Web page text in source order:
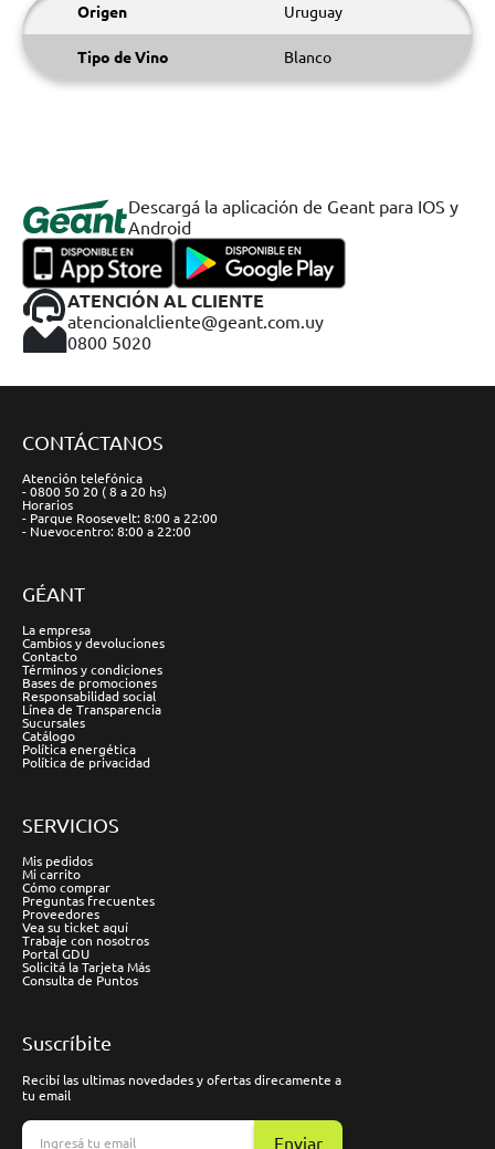
Origen Uruguay
Tipo de Vino Blanco
Descargá la aplicación de Geant para IOS y
Android
ATENCIÓN AL CLIENTE
atencionalcliente@geant.com.uy
0800 5020
CONTÁCTANOS
Atención telefónica
- 0800 50 20 ( 8 a 20 hs)
Horarios
- Parque Roosevelt: 8:00 a 22:00
- Nuevocentro: 8:00 a 22:00
GÉANT
La empresa
Cambios y devoluciones
Contacto
Términos y condiciones
Bases de promociones
Responsabilidad social
Línea de Transparencia
Sucursales
Catálogo
Política energética
Política de privacidad
SERVICIOS
Mis pedidos
Mi carrito
Cómo comprar
Preguntas frecuentes
Proveedores
Vea su ticket aquí
Trabaje con nosotros
Portal GDU
Solicitá la Tarjeta Más
Consulta de Puntos
Suscríbite
Recibí las ultimas novedades y ofertas direcamente a
tu email
Enviar